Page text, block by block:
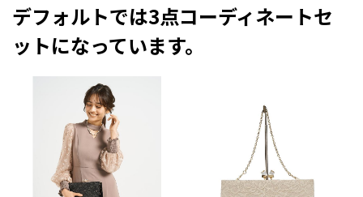
デフォルトでは3点コーディネートセ
ットになっています。